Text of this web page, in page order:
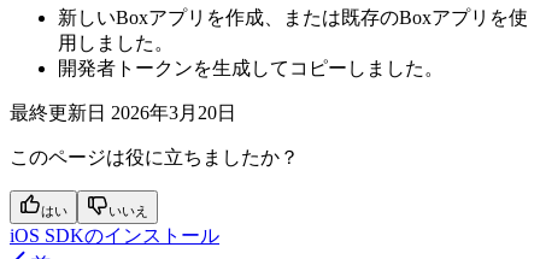
新しいBoxアプリを作成、または既存のBoxアプリを使
用しました。
開発者トークンを生成してコピーしました。
最終更新日 2026年3月20日
このページは役に立ちましたか？
はい いいえ
iOS SDKのインストール